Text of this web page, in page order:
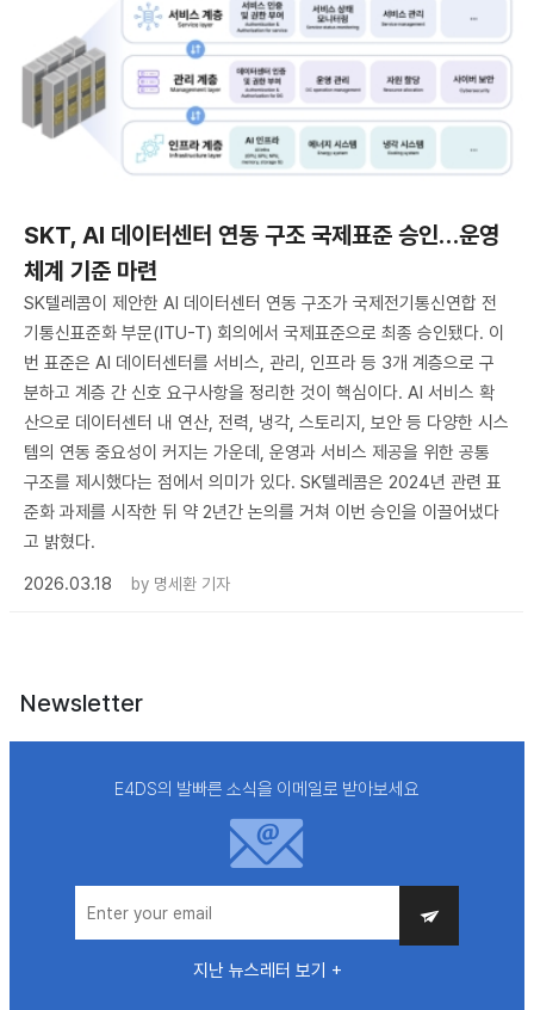
SKT, AI 데이터센터 연동 구조 국제표준 승인…운영
체계 기준 마련
SK텔레콤이 제안한 AI 데이터센터 연동 구조가 국제전기통신연합 전
기통신표준화 부문(ITU-T) 회의에서 국제표준으로 최종 승인됐다. 이
번 표준은 AI 데이터센터를 서비스, 관리, 인프라 등 3개 계층으로 구
분하고 계층 간 신호 요구사항을 정리한 것이 핵심이다. AI 서비스 확
산으로 데이터센터 내 연산, 전력, 냉각, 스토리지, 보안 등 다양한 시스
템의 연동 중요성이 커지는 가운데, 운영과 서비스 제공을 위한 공통
구조를 제시했다는 점에서 의미가 있다. SK텔레콤은 2024년 관련 표
준화 과제를 시작한 뒤 약 2년간 논의를 거쳐 이번 승인을 이끌어냈다
고 밝혔다.
2026.03.18
by 명세환 기자
Newsletter
E4DS의 발빠른 소식을 이메일로 받아보세요
지난 뉴스레터 보기 +